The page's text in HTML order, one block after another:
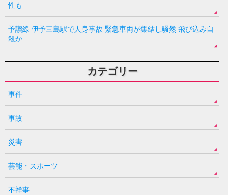
性も
予讃線 伊予三島駅で人身事故 緊急車両が集結し騒然 飛び込み自
殺か
カテゴリー
事件
事故
災害
芸能・スポーツ
不祥事